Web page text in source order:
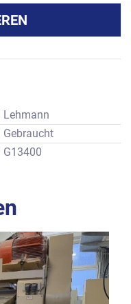
Lehmann
Gebraucht
G13400